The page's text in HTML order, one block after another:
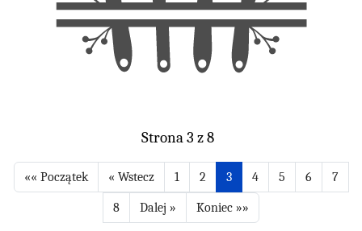
Strona 3 z 8
1 2 3 4 5 6 7
8